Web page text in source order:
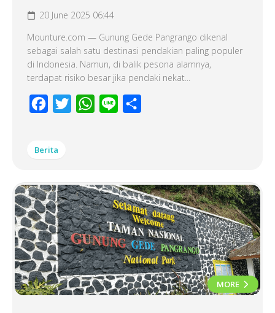
20 June 2025 06:44
Mounture.com — Gunung Gede Pangrango dikenal
sebagai salah satu destinasi pendakian paling populer
di Indonesia. Namun, di balik pesona alamnya,
terdapat risiko besar jika pendaki nekat...
Facebook
Twitter WhatsApp
Line
Berita
MORE